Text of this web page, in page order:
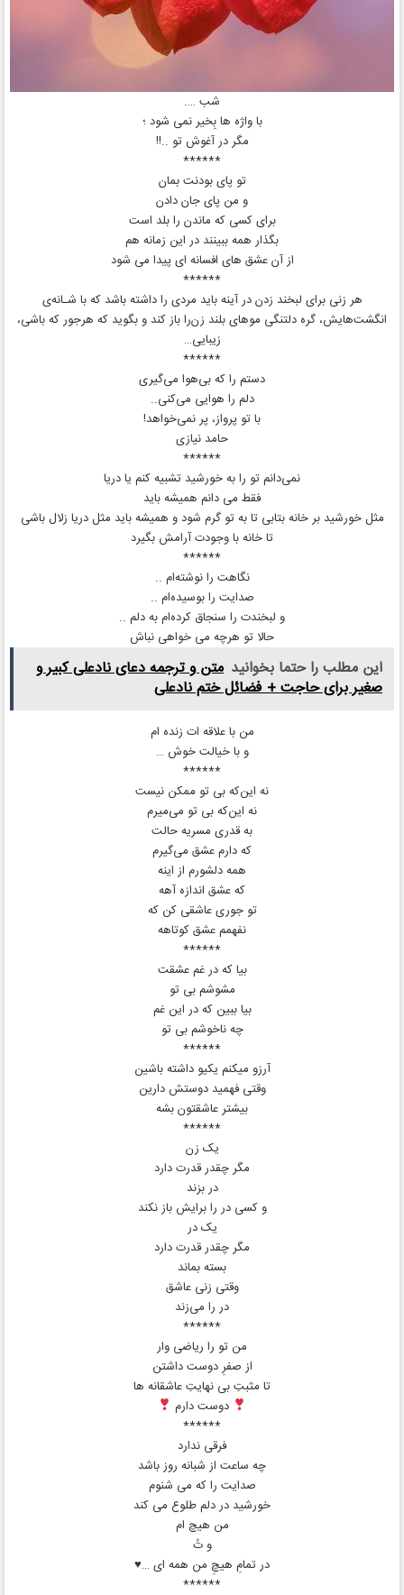
شب ….
با واژه ها بِخیر نمی شود ؛
مگر در آغوش تو ..!!
******
تو پای بودنت بمان
و من پای جان دادن
برای کسی که ماندن را بلد است
بگذار همه ببینند در این زمانه هم
از آن عشق‌ های افسانه‌ ای پیدا می‌ شود
******
هر زنی برای لبخند زدن در آینه باید مردی را داشته باشد که با شـانه‌ی
انگشت‌هایش، گره دلتنگی موهای بلند زن‌را باز کند و بگوید که هرجور که باشی،
زیبایی…
******
دستم را که بی‌هوا می‌گیری
دلم را هوایی می‌کنی..
با تو پرواز، پر نمی‌خواهد!
حامد نیازی
******
نمی‌دانم تو را به خورشید تشبیه کنم یا دریا
فقط می دانم همیشه باید
مثل خورشید بر خانه بتابی تا به تو گرم شود و همیشه باید مثل دریا زلال باشی
تا خانه با وجودت آرامش بگیرد
******
نگاهت را نوشته‌ام ..
صدایت را بوسیده‌ام ..
و لبخندت را سنجاق کرده‌ام به دلم ..
حالا تو هرچه می‌ خواهی نباش
این مطلب را حتما بخوانید متن و ترجمه دعای نادعلی کبیر و
صغیر برای حاجت + فضائل ختم نادعلی
من با علاقه‌ ات زنده‌ ام
و با خیالت خوش …
******
نه این‌که بی تو ممکن نیست
نه این‌که بی تو می‌میرم
به قدری مسریه حالت
که دارم عشق می‌گیرم
همه دلشورم از اینه
که عشق اندازه آهه
تو جوری عاشقی کن که
نفهمم عشق کوتاهه
******
بیا که در غم عشقت
مشوشم بی تو
بیا ببین که در این غم
چه ناخوشم بی تو
******
آرزو میکنم یکیو داشته باشین
وقتی فهمید دوستش دارین
بیشتر عاشقتون بشه
******
یک زن
مگر چقدر قدرت دارد
در بزند
و کسی در را برایش باز نکند
یک در
مگر چقدر قدرت دارد
بسته بماند
وقتی زنی عاشق
در را می‌زند
******
من تو را ریاضی وار
از صفرِ دوست داشتن
تا مثبتِ بی نهایتِ عاشقانه ها
دوست دارم
******
فرقی ندارد
چه ساعت از شبانه روز باشد
صدایت را که می شنوم
خورشید در دلم طلوع می کند
من هیچ ام
و تُ
در تمامِ هیچِ من همه ای …♥️
******